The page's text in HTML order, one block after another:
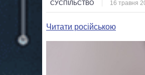
СУСПІЛЬСТВО 16 травня
Читати російською